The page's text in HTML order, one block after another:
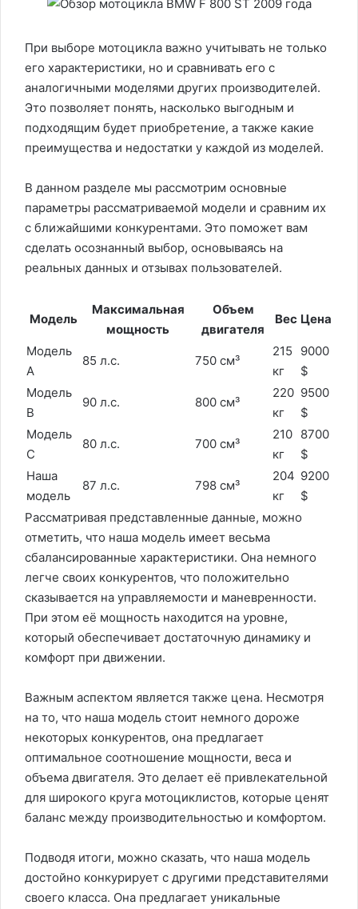
При выборе мотоцикла важно учитывать не только
его характеристики, но и сравнивать его с
аналогичными моделями других производителей.
Это позволяет понять, насколько выгодным и
подходящим будет приобретение, а также какие
преимущества и недостатки у каждой из моделей.
В данном разделе мы рассмотрим основные
параметры рассматриваемой модели и сравним их
с ближайшими конкурентами. Это поможет вам
сделать осознанный выбор, основываясь на
реальных данных и отзывах пользователей.
Модель
Максимальная
мощность
Объем
двигателя
Вес Цена
Модель
А
85 л.с. 750 см³
215
кг
9000
$
Модель
B
90 л.с. 800 см³
220
кг
9500
$
Модель
C
80 л.с. 700 см³
210
кг
8700
$
Наша
модель
87 л.с. 798 см³
204
кг
9200
$
Рассматривая представленные данные, можно
отметить, что наша модель имеет весьма
сбалансированные характеристики. Она немного
легче своих конкурентов, что положительно
сказывается на управляемости и маневренности.
При этом её мощность находится на уровне,
который обеспечивает достаточную динамику и
комфорт при движении.
Важным аспектом является также цена. Несмотря
на то, что наша модель стоит немного дороже
некоторых конкурентов, она предлагает
оптимальное соотношение мощности, веса и
объема двигателя. Это делает её привлекательной
для широкого круга мотоциклистов, которые ценят
баланс между производительностью и комфортом.
Подводя итоги, можно сказать, что наша модель
достойно конкурирует с другими представителями
своего класса. Она предлагает уникальные